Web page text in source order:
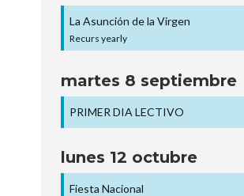
La Asunción de la Virgen
Recurs yearly
martes 8 septiembre
PRIMER DIA LECTIVO
lunes 12 octubre
Fiesta Nacional